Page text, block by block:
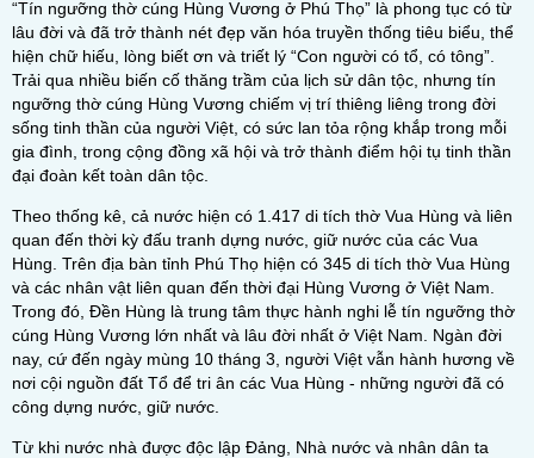
“Tín ngưỡng thờ cúng Hùng Vương ở Phú Thọ” là phong tục có từ
lâu đời và đã trở thành nét đẹp văn hóa truyền thống tiêu biểu, thể
hiện chữ hiếu, lòng biết ơn và triết lý “Con người có tổ, có tông”.
Trải qua nhiều biến cố thăng trầm của lịch sử dân tộc, nhưng tín
ngưỡng thờ cúng Hùng Vương chiếm vị trí thiêng liêng trong đời
sống tinh thần của người Việt, có sức lan tỏa rộng khắp trong mỗi
gia đình, trong cộng đồng xã hội và trở thành điểm hội tụ tinh thần
đại đoàn kết toàn dân tộc.
Theo thống kê, cả nước hiện có 1.417 di tích thờ Vua Hùng và liên
quan đến thời kỳ đấu tranh dựng nước, giữ nước của các Vua
Hùng. Trên địa bàn tỉnh Phú Thọ hiện có 345 di tích thờ Vua Hùng
và các nhân vật liên quan đến thời đại Hùng Vương ở Việt Nam.
Trong đó, Đền Hùng là trung tâm thực hành nghi lễ tín ngưỡng thờ
cúng Hùng Vương lớn nhất và lâu đời nhất ở Việt Nam. Ngàn đời
nay, cứ đến ngày mùng 10 tháng 3, người Việt vẫn hành hương về
nơi cội nguồn đất Tổ để tri ân các Vua Hùng - những người đã có
công dựng nước, giữ nước.
Từ khi nước nhà được độc lập Đảng, Nhà nước và nhân dân ta